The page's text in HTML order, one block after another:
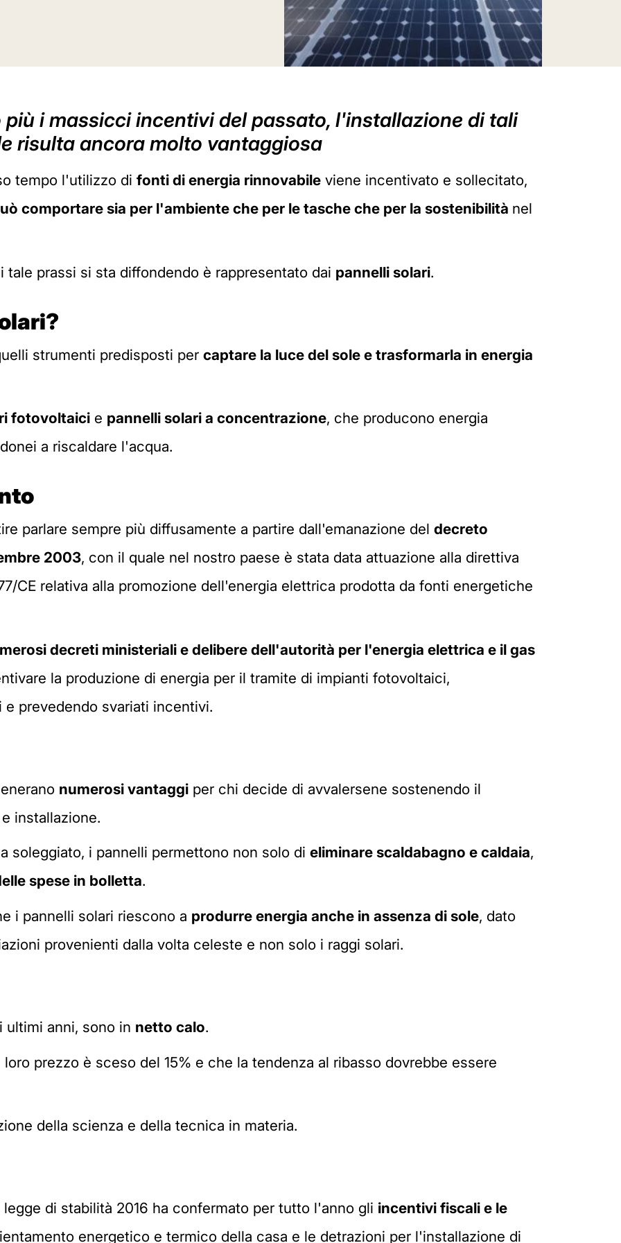
i massicci incentivi del passato, l'installazione di tali
risulta ancora molto vantaggiosa
tempo l'utilizzo di fonti di energia rinnovabile viene incentivato e sollecitato,
comportare sia per l'ambiente che per le tasche che per la sostenibilità nel
prassi si sta diffondendo è rappresentato dai pannelli solari.
strumenti predisposti per captare la luce del sole e trasformarla in energia
fotovoltaici e pannelli solari a concentrazione, che producono energia
a riscaldare l'acqua.
parlare sempre più diffusamente a partire dall'emanazione del decreto
2003, con il quale nel nostro paese è stata data attuazione alla direttiva
CE relativa alla promozione dell'energia elettrica prodotta da fonti energetiche
decreti ministeriali e delibere dell'autorità per l'energia elettrica e il gas
la produzione di energia per il tramite di impianti fotovoltaici,
prevedendo svariati incentivi.
numerosi vantaggi per chi decide di avvalersene sostenendo il
installazione.
soleggiato, i pannelli permettono non solo di eliminare scaldabagno e caldaia,
spese in bolletta.
i pannelli solari riescono a produrre energia anche in assenza di sole, dato
provenienti dalla volta celeste e non solo i raggi solari.
ultimi anni, sono in netto calo.
prezzo è sceso del 15% e che la tendenza al ribasso dovrebbe essere
della scienza e della tecnica in materia.
di stabilità 2016 ha confermato per tutto l'anno gli incentivi fiscali e le
energetico e termico della casa e le detrazioni per l'installazione di